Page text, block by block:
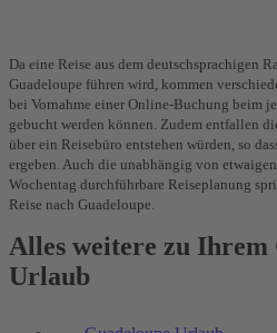
Da eine Reise aus dem deutschsprachigen
Guadeloupe führen wird, kommen
bei Vornahme einer Online-Buchung beim
gebucht werden können. Zudem entfallen
über ein Reisebüro entstehen würden, so
ergeben. Auch die unabhängig von
Wochentag durchführbare Reiseplanung
Reise nach Guadeloupe.
Alles weitere zu Ihrem
Urlaub